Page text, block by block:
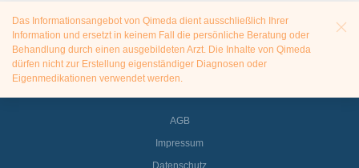
Das Informationsangebot von Qimeda dient ausschließlich Ihrer
Information und ersetzt in keinem Fall die persönliche Beratung oder
Behandlung durch einen ausgebildeten Arzt. Die Inhalte von Qimeda
dürfen nicht zur Erstellung eigenständiger Diagnosen oder
Eigenmedikationen verwendet werden.
AGB
Impressum